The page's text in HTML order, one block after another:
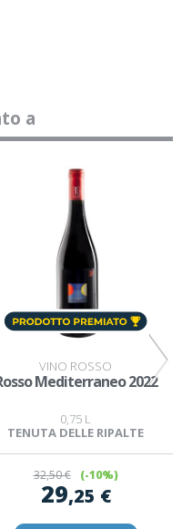
a
VINO ROSSO
Mediterraneo 2022
0,75 L
TENUTA DELLE RIPALTE
32,50 € (-10%)
29,25 €